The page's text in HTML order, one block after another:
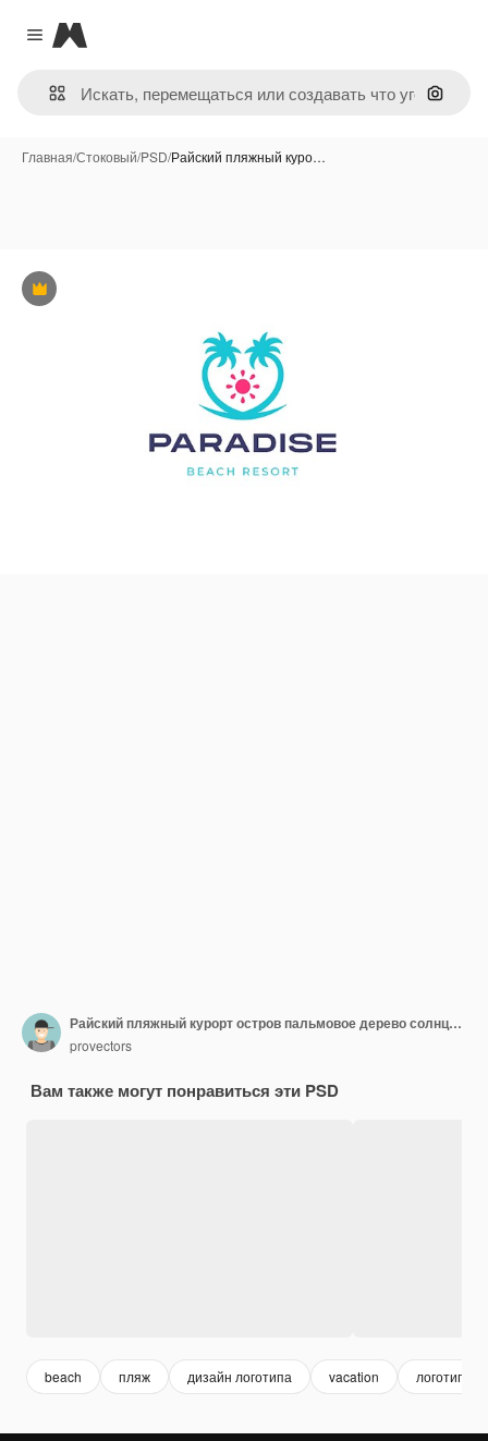
Close menu
Magnific
Поиск
Главная/Стоковый/PSD/Райский пляжный куро…
Премиум
Райский пляжный курорт остров пальмовое дерево солнце летнее путешествие агентство отдыха шаблон дизайна логотипа
provectors
Вам также могут понравиться эти PSD
beach пляж дизайн логотипа vacation логотип